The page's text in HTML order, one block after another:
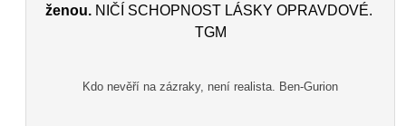
ženou. NIČÍ SCHOPNOST LÁSKY OPRAVDOVÉ.
TGM
Kdo nevěří na zázraky, není realista. Ben-Gurion